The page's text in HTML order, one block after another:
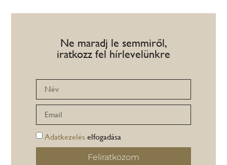
Ne maradj le semmiről,
iratkozz fel hírlevelünkre
Adatkezeléselfogadása
Feliratkozom